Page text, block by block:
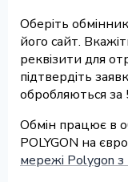
Оберіть
його сайт.
реквізити для
підтвердіть
обробляються
Обмін працює в
POLYGON на
мережі Polygon з